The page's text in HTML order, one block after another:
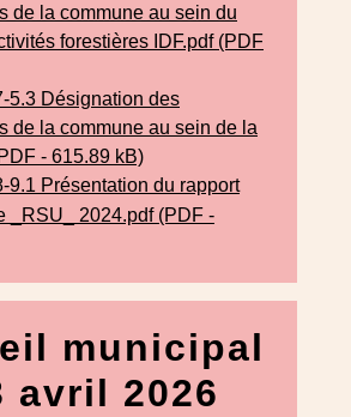
de la commune au sein du
forestières IDF.pdf (PDF
5.3 Désignation des
de la commune au sein de la
- 615.89 kB)
9.1 Présentation du rapport
_RSU_ 2024.pdf (PDF -
municipal
avril 2026